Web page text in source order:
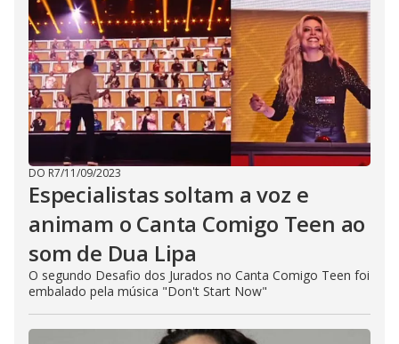
DO R7/11/09/2023
Especialistas soltam a voz e
animam o Canta Comigo Teen ao
som de Dua Lipa
O segundo Desafio dos Jurados no Canta Comigo Teen foi
embalado pela música "Don't Start Now"